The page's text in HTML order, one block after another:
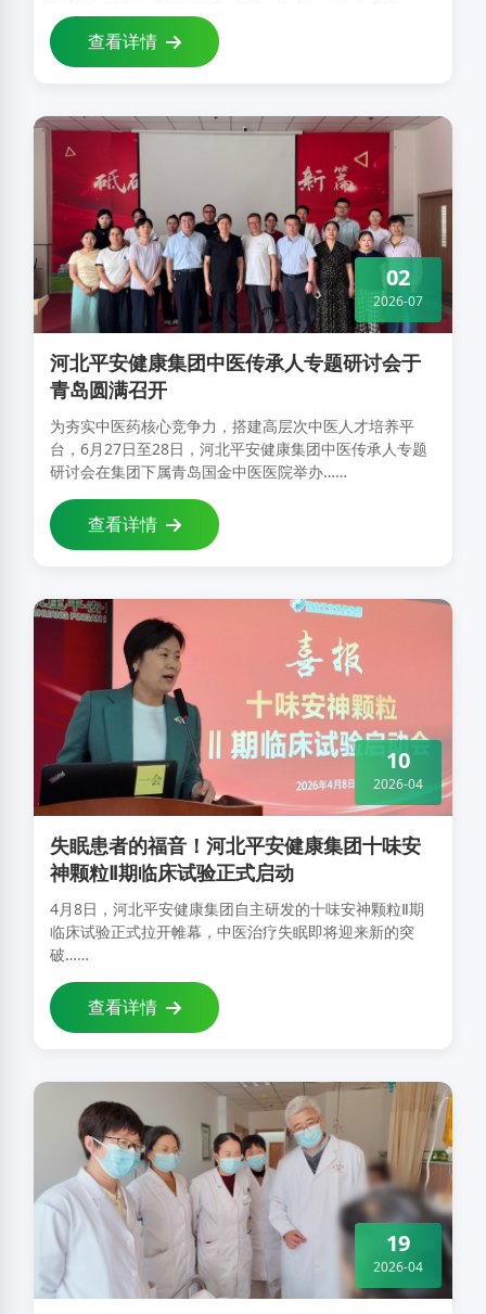
将持续深耕“无痛、无呕、无饿”特色病房建设，全力为肿
瘤患者提供更舒适、更有尊严、更……
查看详情
河北平安健康集团中医传承人专题研讨会于
青岛圆满召开
为夯实中医药核心竞争力，搭建高层次中医人才培养平
台，6月27日至28日，河北平安健康集团中医传承人专题
研讨会在集团下属青岛国金中医医院举办……
02
2026-07
查看详情
失眠患者的福音！河北平安健康集团十味安
神颗粒Ⅱ期临床试验正式启动
4月8日，河北平安健康集团自主研发的十味安神颗粒Ⅱ期
临床试验正式拉开帷幕，中医治疗失眠即将迎来新的突
破……
10
2026-04
查看详情
19
2026-04